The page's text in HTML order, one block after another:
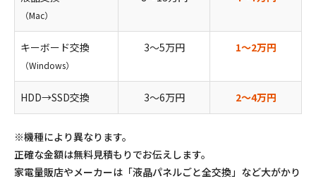
（Mac）
キーボード交換
（Windows）
3〜5万円 1〜2万円
HDD→SSD交換 3〜6万円 2〜4万円
※機種により異なります。
正確な金額は無料見積もりでお伝えします。
家電量販店やメーカーは「液晶パネルごと全交換」など大がかり